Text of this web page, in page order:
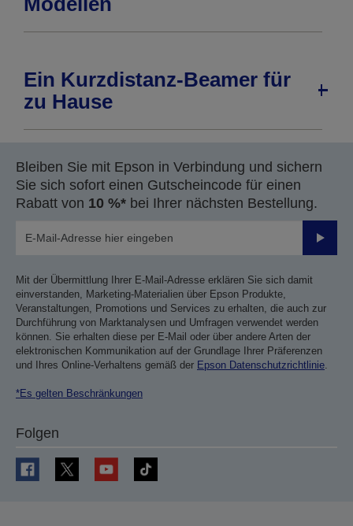
Ein Kurzdistanz-Beamer für
zu Hause
Bleiben Sie mit Epson in Verbindung und sichern
Sie sich sofort einen Gutscheincode für einen
Rabatt von 10 %* bei Ihrer nächsten Bestellung.
Mit der Übermittlung Ihrer E-Mail-Adresse erklären Sie sich damit
einverstanden, Marketing-Materialien über Epson Produkte,
Veranstaltungen, Promotions und Services zu erhalten, die auch zur
Durchführung von Marktanalysen und Umfragen verwendet werden
können. Sie erhalten diese per E-Mail oder über andere Arten der
elektronischen Kommunikation auf der Grundlage Ihrer Präferenzen
und Ihres Online-Verhaltens gemäß der Epson Datenschutzrichtlinie
*Es gelten Beschränkungen
Folgen